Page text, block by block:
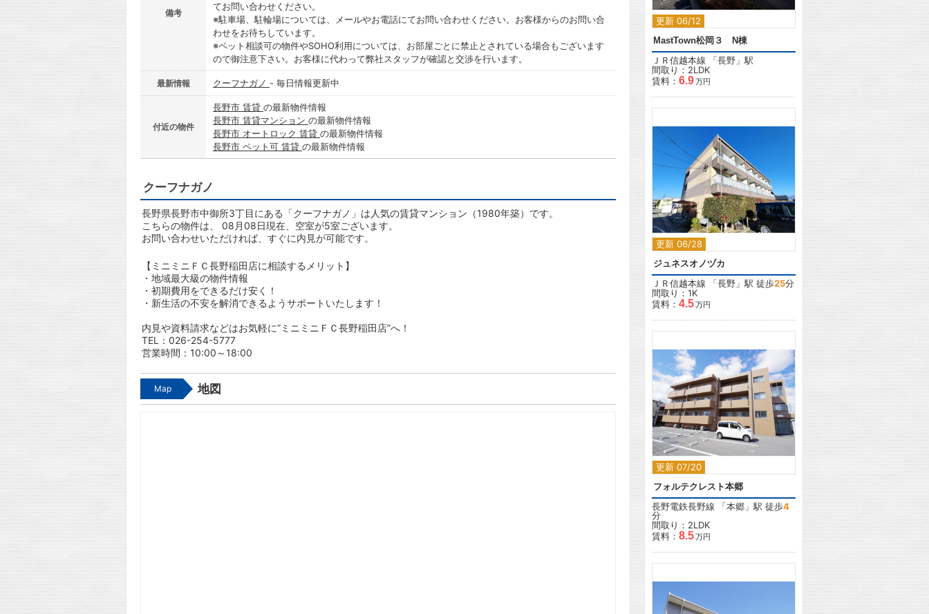
備考
てお問い合わせください。
※駐車場、駐輪場については、メールやお電話にてお問い合わせください。お客様からのお問い合
わせをお待ちしています。
※ペット相談可の物件やSOHO利用については、お部屋ごとに禁止とされている場合もございます
ので御注意下さい。お客様に代わって弊社スタッフが確認と交渉を行います。
最新情報 クーフナガノ - 毎日情報更新中
付近の物件
長野市 賃貸 の最新物件情報
長野市 賃貸マンション の最新物件情報
長野市 オートロック 賃貸 の最新物件情報
長野市 ペット可 賃貸 の最新物件情報
クーフナガノ
長野県長野市中御所3丁目にある「クーフナガノ」は人気の賃貸マンション（1980年築）です。
こちらの物件は、 08月08日現在、空室が5室ございます。
お問い合わせいただければ、すぐに内見が可能です。
【ミニミニＦＣ長野稲田店に相談するメリット】
・地域最大級の物件情報
・初期費用をできるだけ安く！
・新生活の不安を解消できるようサポートいたします！
内見や資料請求などはお気軽に”ミニミニＦＣ長野稲田店”へ！
TEL：026-254-5777
営業時間：10:00～18:00
Map 地図
更新 06/12
MastTown松岡３ N棟
ＪＲ信越本線 「長野 」駅
間取り：2LDK
賃料： 6.9万円
更新 06/28
2
ジュネスオノヅカ
ＪＲ信越本線 「長野 」駅 徒歩25分
間取り：1K
賃料： 4.5万円
更新 07/20
フォルテクレスト本郷
長野電鉄長野線 「本郷 」駅 徒歩4
分
間取り：2LDK
賃料： 8.5万円